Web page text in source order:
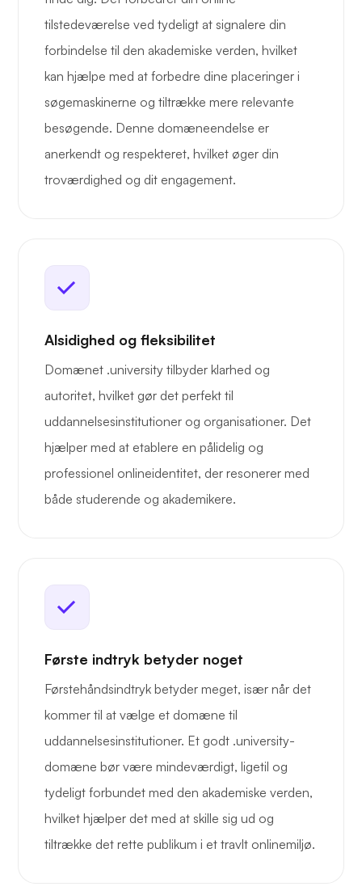
tilstedeværelse ved tydeligt at signalere din
forbindelse til den akademiske verden, hvilket
kan hjælpe med at forbedre dine placeringer i
søgemaskinerne og tiltrække mere relevante
besøgende. Denne domæneendelse er
anerkendt og respekteret, hvilket øger din
troværdighed og dit engagement.
Alsidighed og fleksibilitet
Domænet .university tilbyder klarhed og
autoritet, hvilket gør det perfekt til
uddannelsesinstitutioner og organisationer. Det
hjælper med at etablere en pålidelig og
professionel onlineidentitet, der resonerer med
både studerende og akademikere.
Første indtryk betyder noget
Førstehåndsindtryk betyder meget, især når det
kommer til at vælge et domæne til
uddannelsesinstitutioner. Et godt .university-
domæne bør være mindeværdigt, ligetil og
tydeligt forbundet med den akademiske verden,
hvilket hjælper det med at skille sig ud og
tiltrække det rette publikum i et travlt onlinemiljø.